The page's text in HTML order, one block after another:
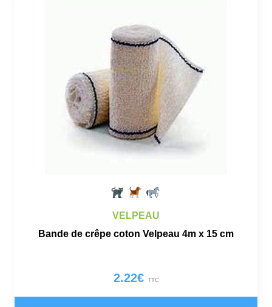
VELPEAU
Bande de crêpe coton Velpeau 4m x 15 cm
2.22€ TTC